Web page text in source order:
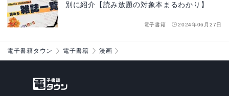
別に紹介【読み放題の対象本まるわかり】
電子書籍 2024年06月27日
電子書籍タウン 電子書籍 漫画